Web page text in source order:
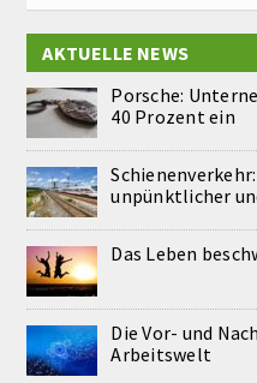
AKTUELLE NEWS
Porsche:
40 Prozent ein
unpünktlicher
Das Leben
Die Vor- und
Arbeitswelt